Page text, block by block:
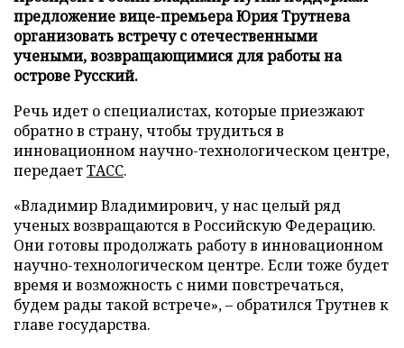
предложение вице-премьера Юрия Трутнева
организовать встречу с отечественными
учеными, возвращающимися для работы на
острове Русский.
Речь идет о специалистах, которые приезжают
обратно в страну, чтобы трудиться в
инновационном научно-технологическом центре,
передаетТАСС.
«Владимир Владимирович, у нас целый ряд
ученых возвращаются в Российскую Федерацию.
Они готовы продолжать работу в инновационном
научно-технологическом центре. Если тоже будет
время и возможность с ними повстречаться,
будем рады такой встрече», – обратился Трутнев к
главе государства.